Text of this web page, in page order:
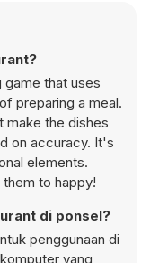
game that uses
preparing a meal.
make the dishes
on accuracy. It's
elements.
to happy!
di ponsel?
penggunaan di
yang